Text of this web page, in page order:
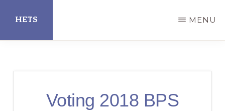
main
HETS MENU
Voting 2018 BPS